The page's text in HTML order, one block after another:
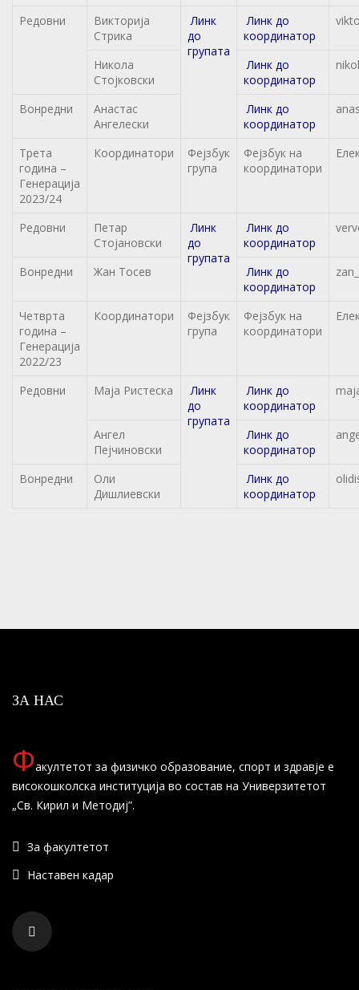
Редовни
Викторија
Стрика
Линк
до
групата
Линк до
координатор
Никола
Стојковски
Линк до
координатор
Вонредни
Анастас
Ангелески
Линк до
координатор
Трета
година –
Генерација
2023/24
Координатори
Фејзбук
група
Фејзбук на
координатори
Редовни
Петар
Стојановски
Линк
до
групата
Линк до
координатор
Вонредни Жан Тосев
Линк до
координатор
Четврта
година –
Генерација
2022/23
Координатори
Фејзбук
група
Фејзбук на
координатори
Редовни Маја Ристеска
Линк
до
групата
Линк до
координатор
Ангел
Пејчиновски
Линк до
координатор
Вонредни
Оли
Дишлиевски
Линк до
координатор
ЗА НАС
Факултетот за физичко образование, спорт и здравје е
високошколска институција во состав на Универзитетот
„Св. Кирил и Методиј”.
За факултетот
Наставен кадар